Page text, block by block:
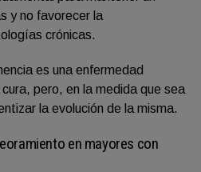
y no favorecer la
crónicas.
es una enfermedad
pero, en la medida que sea
la evolución de la misma.
en mayores con